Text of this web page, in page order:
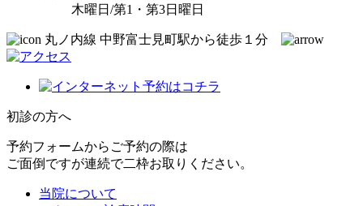
木曜日/第1・第3日曜日
丸ノ内線 中野富士見町駅から徒歩１分
初診の方へ
予約フォームからご予約の際は
ご面倒ですが連続で二枠お取りください。
当院について